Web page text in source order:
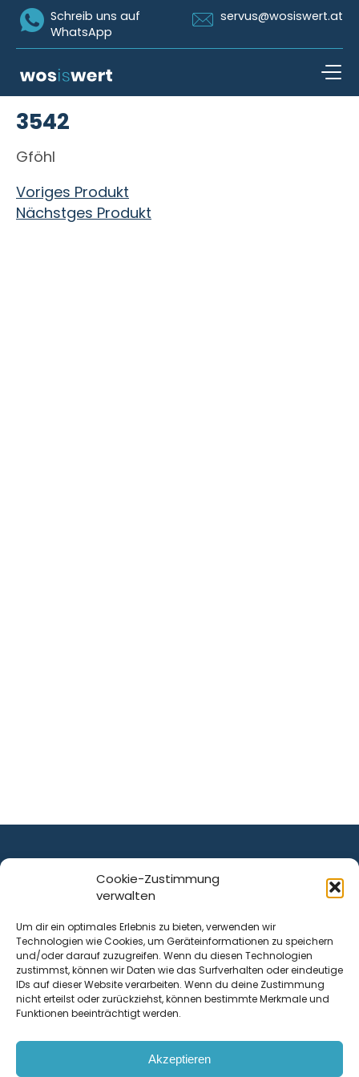
Cookie-Zustimmung
verwalten
Um dir ein optimales Erlebnis zu bieten, verwenden wir
Technologien wie Cookies, um Geräteinformationen zu speichern
und/oder darauf zuzugreifen. Wenn du diesen Technologien
zustimmst, können wir Daten wie das Surfverhalten oder eindeutige
IDs auf dieser Website verarbeiten. Wenn du deine Zustimmung
nicht erteilst oder zurückziehst, können bestimmte Merkmale und
Funktionen beeinträchtigt werden.
Akzeptieren
Icon Whatsapp
Schreib uns auf
WhatsApp
Icon Email
servus@wosiswert.at
3542
Gföhl
Beitragsnavigation
Voriges Produkt
Nächstges Produkt
ist ein Service von
Krenn Real GmbH
Tischlerstraße 12
4050Traun| Österreich
Kontakt